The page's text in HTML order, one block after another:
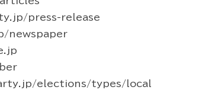
press-release
newspaper
elections/types/local